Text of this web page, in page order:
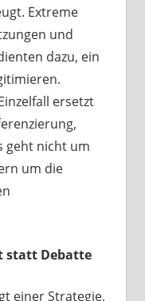
Extreme
und
dazu, ein
ersetzt
geht nicht um
um die
statt Debatte
einer Strategie,